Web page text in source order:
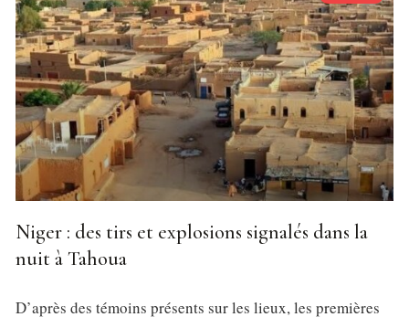
Niger : des tirs et explosions signalés dans la
nuit à Tahoua
D’après des témoins présents sur les lieux, les premières